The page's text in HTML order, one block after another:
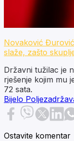
Novaković
slaže, zašto
Državni tužilac je
rješenje kojim mu
72 sata.
Bijelo Polje
Ostavite komentar